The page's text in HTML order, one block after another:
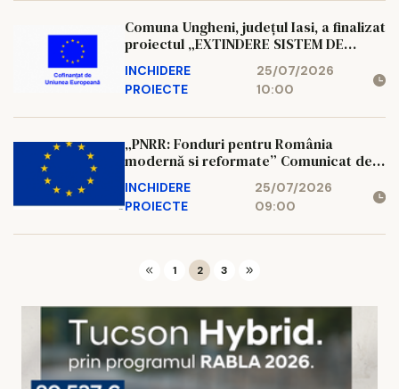
Comuna Ungheni, județul Iasi, a finalizat
proiectul „EXTINDERE SISTEM DE
JUDETUL IASI”, cod proiect
C1I100122000104
INCHIDERE
PROIECTE
25/07/2026
10:00
„PNRR: Fonduri pentru România
modernă si reformate” Comunicat de
eficientizare termica a cladirii P+3 cu
destinația de internat (Camin C6)
INCHIDERE
PROIECTE
25/07/2026
09:00
1 2 3